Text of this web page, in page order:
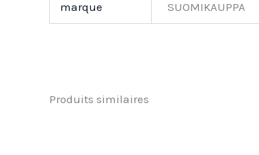
marque SUOMIKAUPPA
Produits similaires